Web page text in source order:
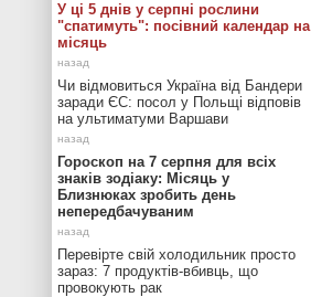
У ці 5 днів у серпні рослини
"спатимуть": посівний календар на
місяць
Чи відмовиться Україна від Бандери
заради ЄС: посол у Польщі відповів
на ультиматуми Варшави
Гороскоп на 7 серпня для всіх
знаків зодіаку: Місяць у
Близнюках зробить день
непередбачуваним
Перевірте свій холодильник просто
зараз: 7 продуктів-вбивць, що
провокують рак